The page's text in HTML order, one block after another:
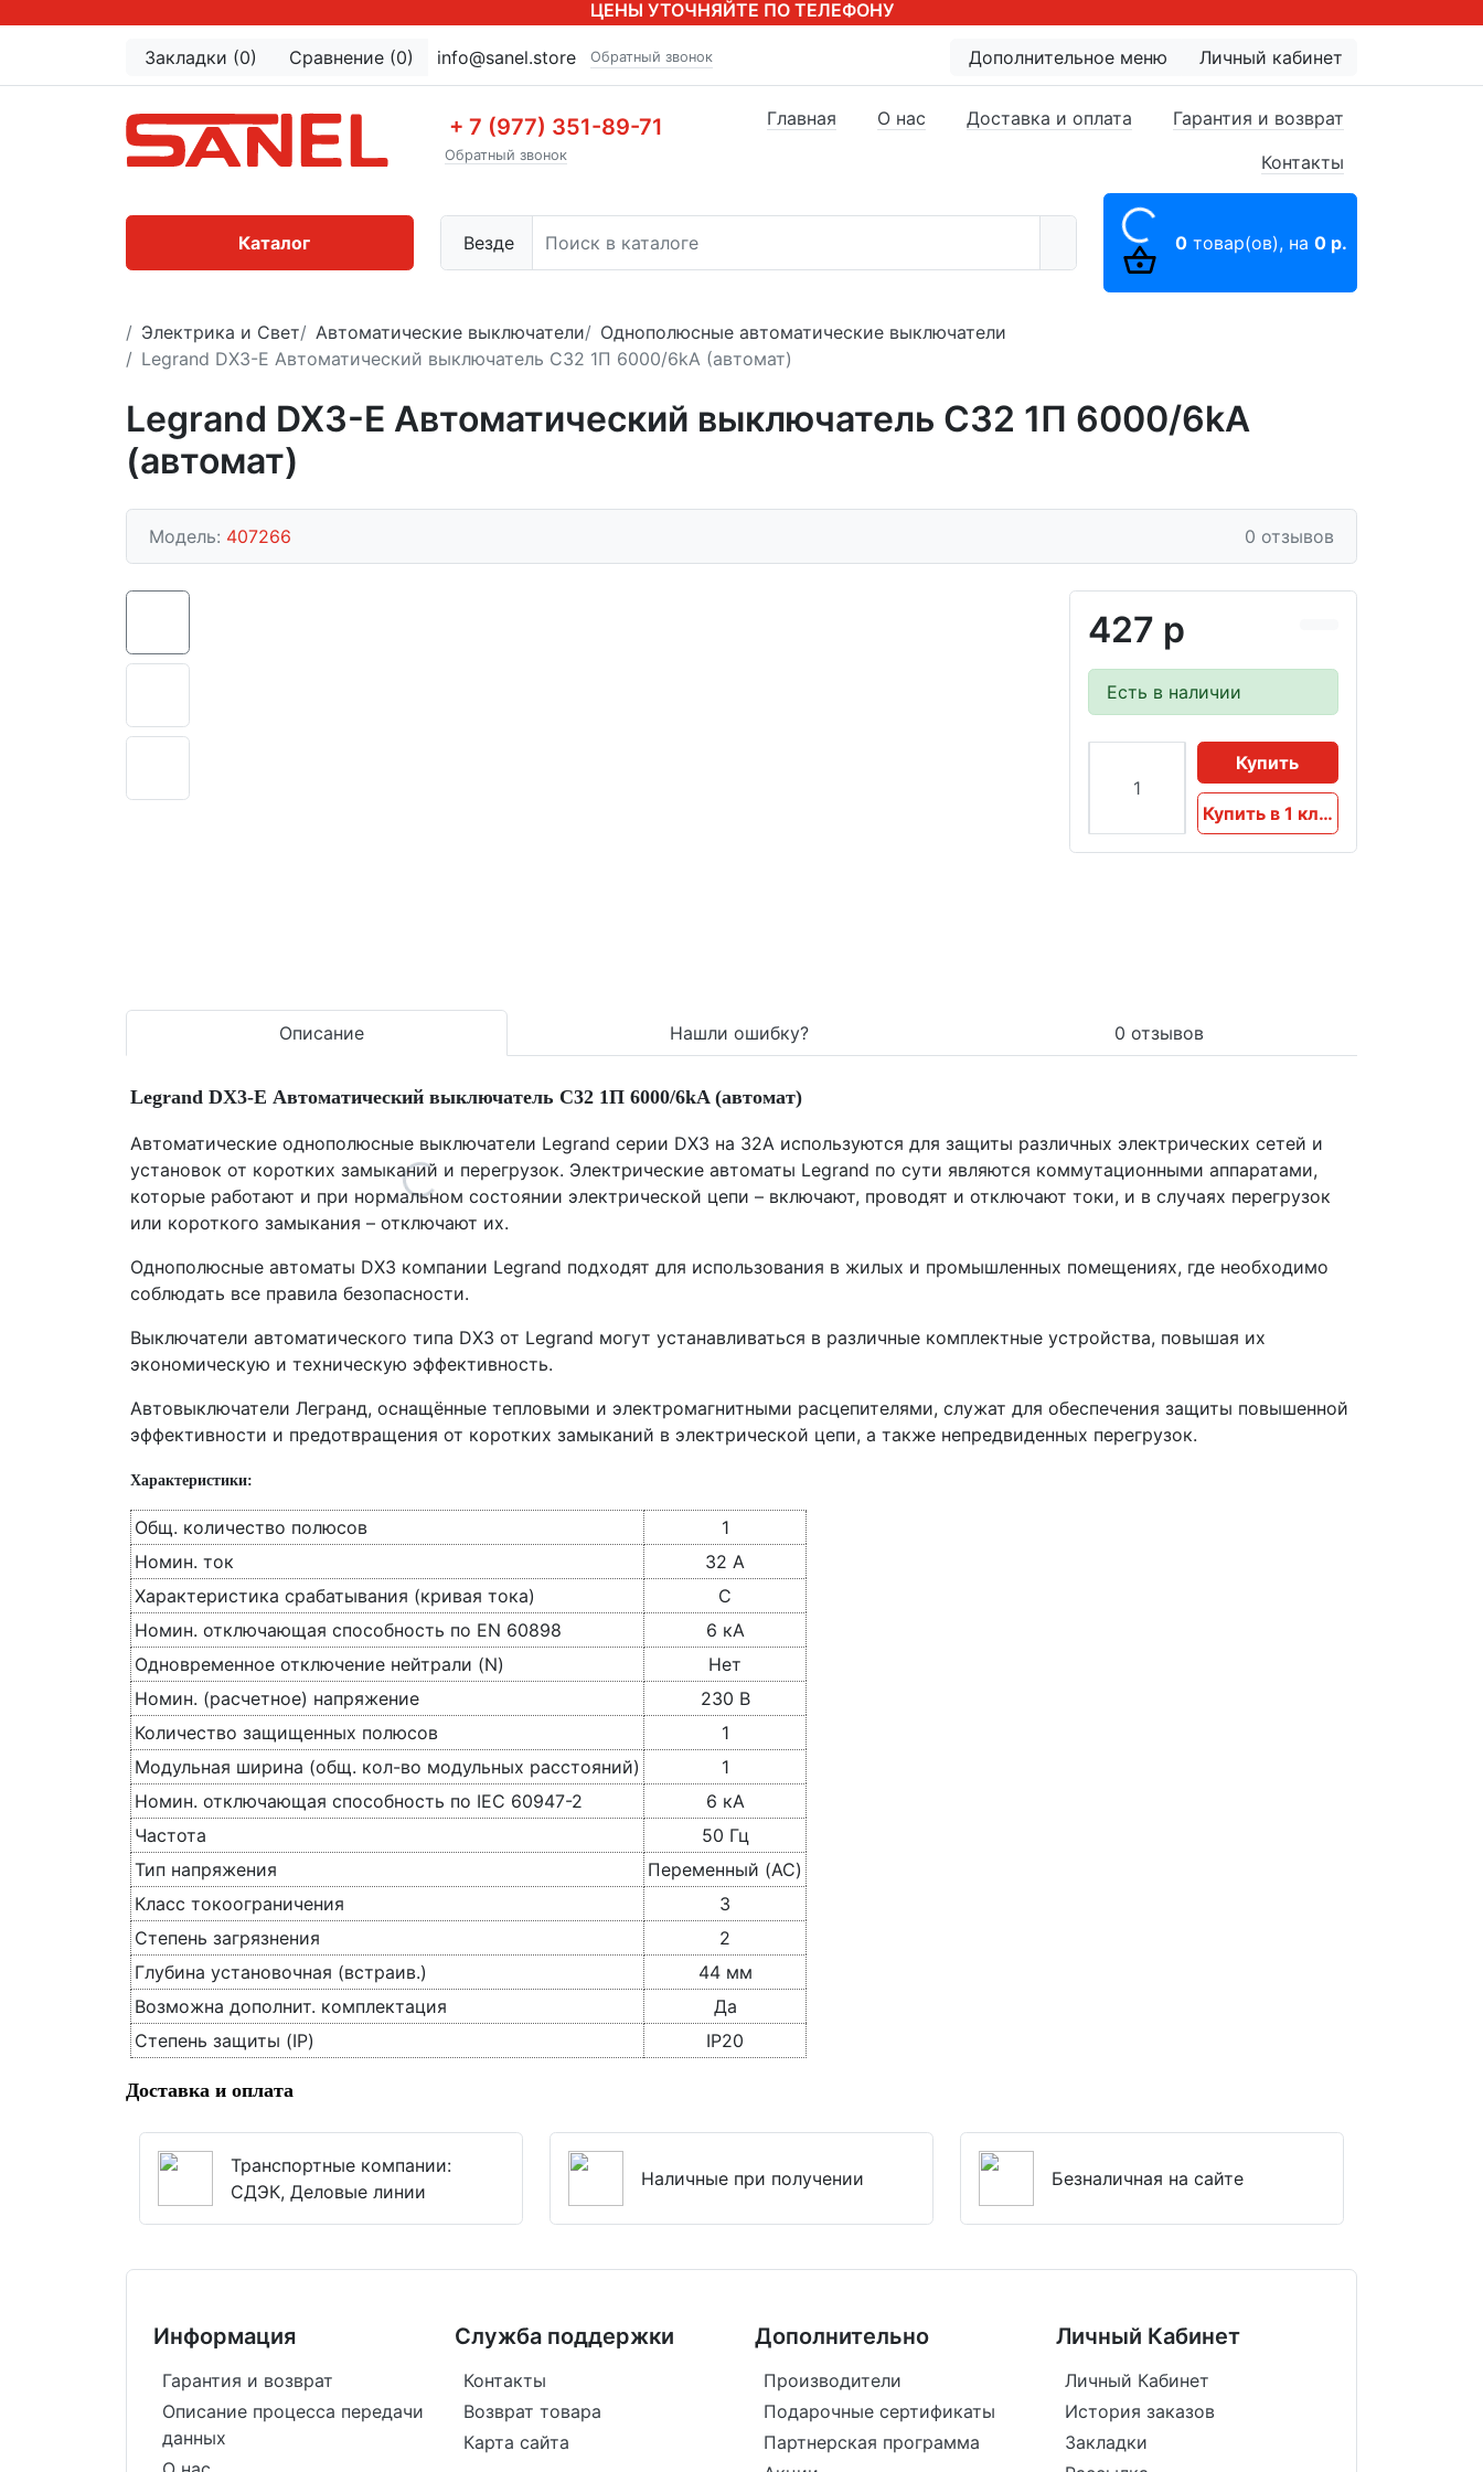
ЦЕНЫ УТОЧНЯЙТЕ ПО ТЕЛЕФОНУ
Закладки (0) Сравнение (0) info@sanel.store Обратный звонок Дополнительное меню Личный кабинет
+ 7 (977) 351-89-71
Обратный звонок
Везде
Главная О нас Доставка и оплата
Гарантия и возврат
Контакты
0 товар(ов), на 0 р.
Каталог
Электрика и Свет Автоматические выключатели
Однополюсные автоматические выключатели
Legrand DX3-E Автоматический выключатель C32 1П 6000/6kA (автомат)
Legrand DX3-E Автоматический выключатель C32 1П 6000/6kA
(автомат)
Модель: 407266 0 отзывов
427 р
Есть в наличии
Купить
Купить в 1 клик
Описание Нашли ошибку? 0 отзывов
Legrand DX3-E Автоматический выключатель C32 1П 6000/6kA (автомат)
Автоматические однополюсные выключатели Legrand серии DX3 на 32A используются для защиты различных электрических сетей и
установок от коротких замыканий и перегрузок. Электрические автоматы Legrand по сути являются коммутационными аппаратами,
которые работают и при нормальном состоянии электрической цепи – включают, проводят и отключают токи, и в случаях перегрузок
или короткого замыкания – отключают их.
Однополюсные автоматы DX3 компании Legrand подходят для использования в жилых и промышленных помещениях, где необходимо
соблюдать все правила безопасности.
Выключатели автоматического типа DX3 от Legrand могут устанавливаться в различные комплектные устройства, повышая их
экономическую и техническую эффективность.
Автовыключатели Легранд, оснащённые тепловыми и электромагнитными расцепителями, служат для обеспечения защиты повышенной
эффективности и предотвращения от коротких замыканий в электрической цепи, а также непредвиденных перегрузок.
Характеристики:
Общ. количество полюсов
1
Номин. ток
32 А
Характеристика срабатывания (кривая тока)
C
Номин. отключающая способность по EN 60898
6 кА
Одновременное отключение нейтрали (N)
Нет
Номин. (расчетное) напряжение
230 В
Количество защищенных полюсов
1
Модульная ширина (общ. кол-во модульных расстояний)
1
Номин. отключающая способность по IEC 60947-2
6 кА
Частота
50 Гц
Тип напряжения
Переменный (AC)
Класс токоограничения
3
Степень загрязнения
2
Глубина установочная (встраив.)
44 мм
Возможна дополнит. комплектация
Да
Степень защиты (IP)
IP20
Доставка и оплата
Транспортные компании:
СДЭК, Деловые линии
Наличные при получении Безналичная на сайте
Информация
Гарантия и возврат
Описание процесса передачи
данных
Служба поддержки
Контакты
Возврат товара
Карта сайта
Дополнительно
Производители
Подарочные сертификаты
Партнерская программа
Личный Кабинет
Личный Кабинет
История заказов
Закладки